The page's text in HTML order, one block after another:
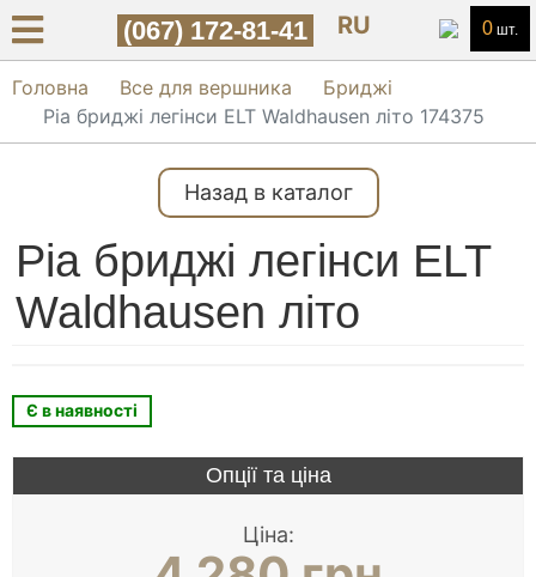
(067) 172-81-41 RU 0 шт.
Головна Все для вершника
Бриджі
Pia бриджі легінси ELT Waldhausen літо 174375
Назад в каталог
Pia бриджі легінси ELT
Waldhausen літо
Є в наявності
Опції та ціна
Ціна: